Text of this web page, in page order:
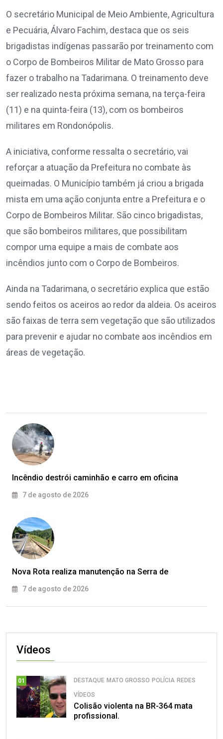
O secretário Municipal de Meio Ambiente, Agricultura
e Pecuária, Álvaro Fachim, destaca que os seis
brigadistas indígenas passarão por treinamento com
o Corpo de Bombeiros Militar de Mato Grosso para
fazer o trabalho na Tadarimana. O treinamento deve
ser realizado nesta próxima semana, na terça-feira
(11) e na quinta-feira (13), com os bombeiros
militares em Rondonópolis.
A iniciativa, conforme ressalta o secretário, vai
reforçar a atuação da Prefeitura no combate às
queimadas. O Município também já criou a brigada
mista em uma ação conjunta entre a Prefeitura e o
Corpo de Bombeiros Militar. São cinco brigadistas,
que são bombeiros militares, que possibilitam
compor uma equipe a mais de combate aos
incêndios junto com o Corpo de Bombeiros.
Ainda na Tadarimana, o secretário explica que estão
sendo feitos os aceiros ao redor da aldeia. Os aceiros
são faixas de terra sem vegetação que são utilizados
para prevenir e ajudar no combate aos incêndios em
áreas de vegetação.
Incêndio destrói caminhão e carro em oficina
7 de agosto de 2026
Nova Rota realiza manutenção na Serra de
7 de agosto de 2026
Vídeos
01 DESTAQUE MATO GROSSO POLÍCIA REDES
VÍDEOS
Colisão violenta na BR-364 mata
profissional.